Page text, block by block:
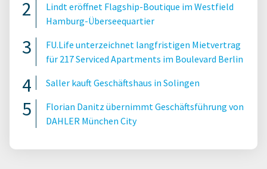
Lindt eröffnet Flagship-Boutique im Westfield
Hamburg-Überseequartier
FU.Life unterzeichnet langfristigen Mietvertrag
für 217 Serviced Apartments im Boulevard Berlin
Saller kauft Geschäftshaus in Solingen
Florian Danitz übernimmt Geschäftsführung von
DAHLER München City